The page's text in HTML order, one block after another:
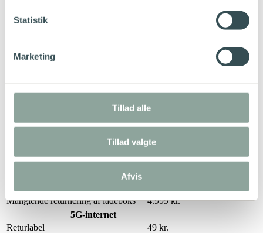
Statistik
Marketing
Tillad alle
Tillad valgte
Afvis
Netselskab besøgsgebyr
Efter
regning
gør vi uden fortjeneste. De enkelte gebyrer varierer
afhængigt af gebyrtype og netselskab. Du finder priser på
her.
49 kr.
Genfremsendelse af ladeboks
99 kr.
Returnerings- og rengøringsgebyr
249 kr.
Forgæves kørsel til adressen
1.195 kr.
Opsigelse inden for bindingsperioden
Frikøb af ladeboks
Manglende returnering af ladeboks
4.999 kr.
5G-internet
Returlabel
49 kr.